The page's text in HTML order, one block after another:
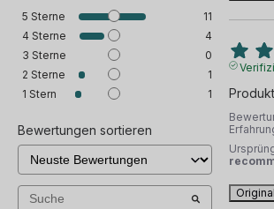
5 Sterne
11
4 Sterne
4
3 Sterne
0
2 Sterne
1
1 Stern 1
Bewertungen sortieren